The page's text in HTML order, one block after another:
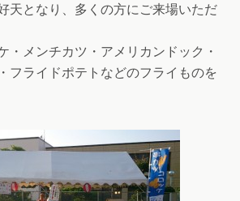
天となり、多くの方にご来場いただ
・メンチカツ・アメリカンドック・
フライドポテトなどのフライものを